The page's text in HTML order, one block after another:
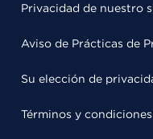
Privacidad de nuestro
Aviso de Prácticas de
Su elección de
Términos y condiciones